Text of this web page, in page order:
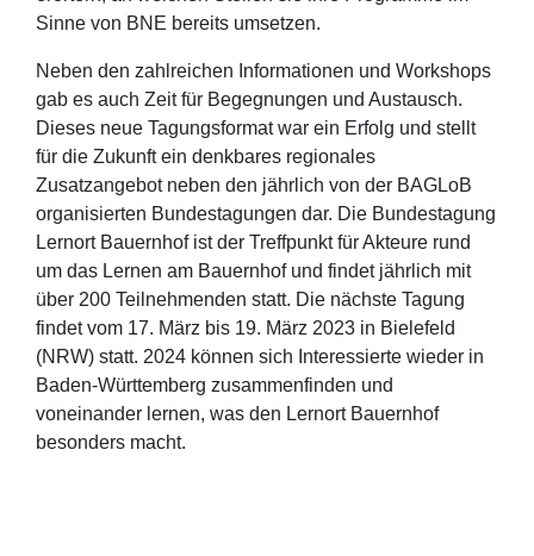
Sinne von BNE bereits umsetzen.
Neben den zahlreichen Informationen und Workshops
gab es auch Zeit für Begegnungen und Austausch.
Dieses neue Tagungsformat war ein Erfolg und stellt
für die Zukunft ein denkbares regionales
Zusatzangebot neben den jährlich von der BAGLoB
organisierten Bundestagungen dar. Die Bundestagung
Lernort Bauernhof ist der Treffpunkt für Akteure rund
um das Lernen am Bauernhof und findet jährlich mit
über 200 Teilnehmenden statt. Die nächste Tagung
findet vom 17. März bis 19. März 2023 in Bielefeld
(NRW) statt. 2024 können sich Interessierte wieder in
Baden-Württemberg zusammenfinden und
voneinander lernen, was den Lernort Bauernhof
besonders macht.